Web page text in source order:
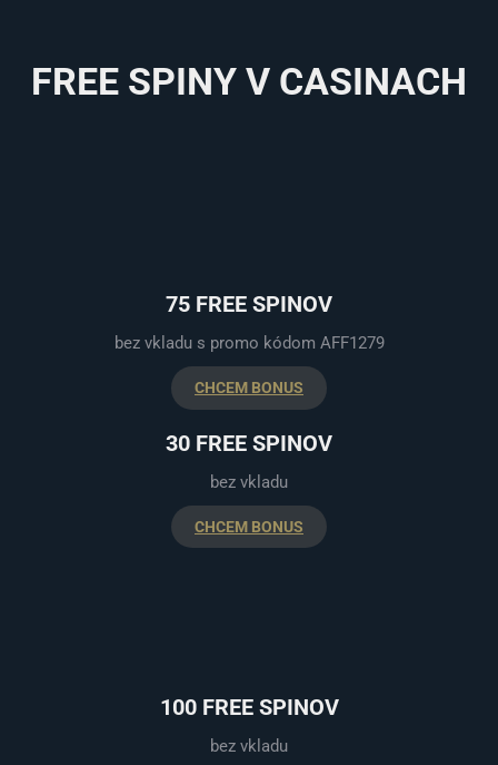
FREE SPINY V CASINACH
75 FREE SPINOV
bez vkladu s promo kódom AFF1279
CHCEM BONUS
30 FREE SPINOV
bez vkladu
CHCEM BONUS
100 FREE SPINOV
bez vkladu